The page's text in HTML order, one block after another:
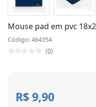
Mouse pad em pvc
Código: 464354
(0)
R$ 9,90